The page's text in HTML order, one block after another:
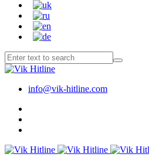
info@vik-hitline.com